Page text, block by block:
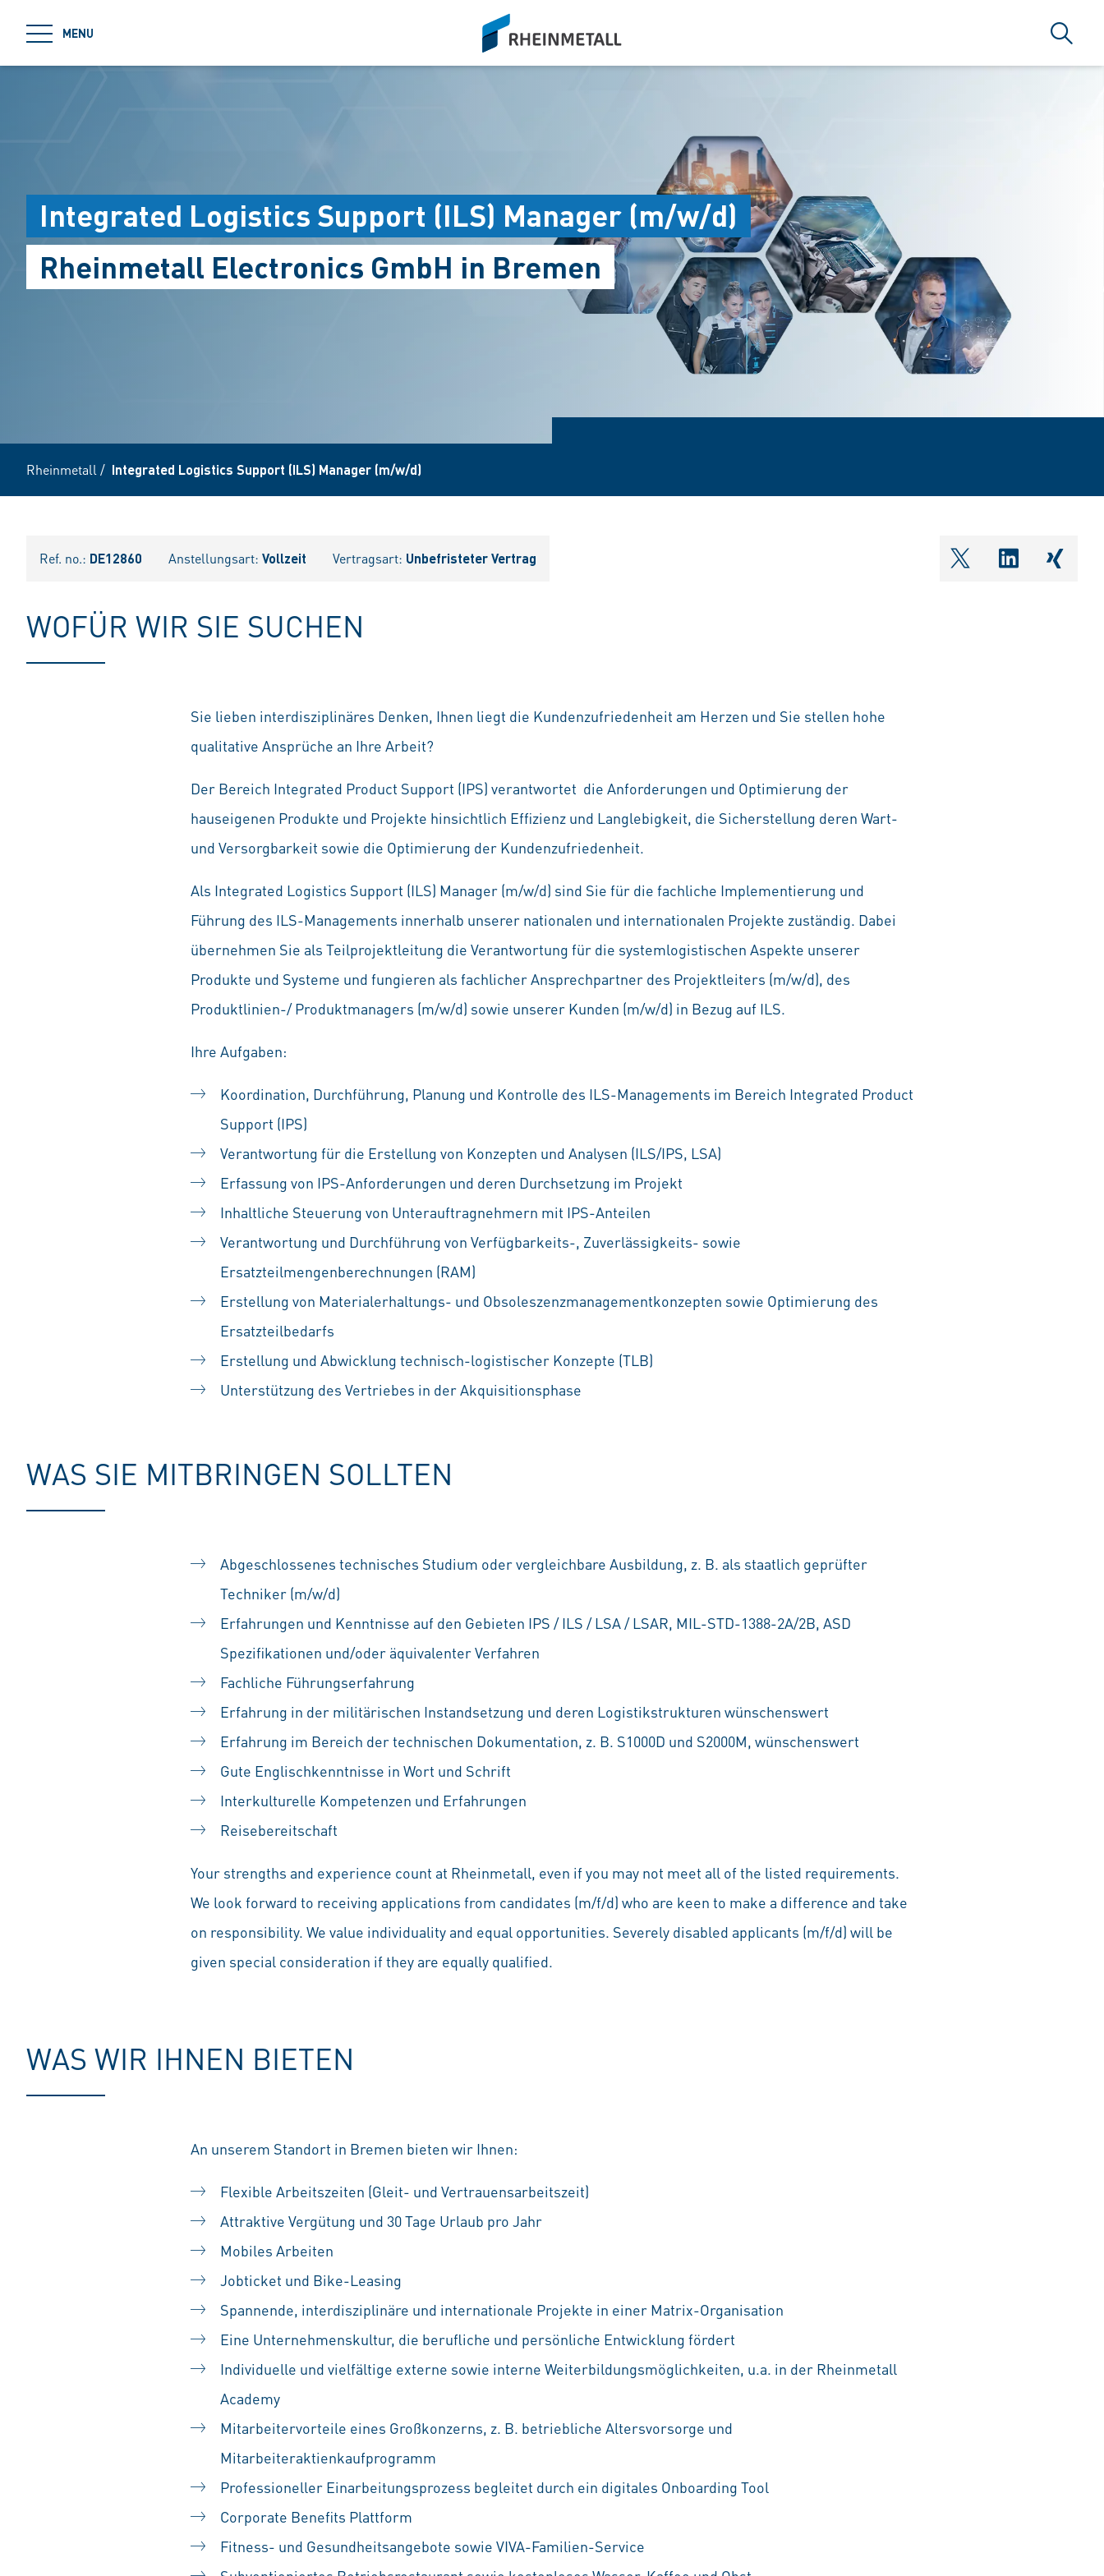
MENU
siteLogo
Search
Integrated Logistics Support (ILS) Manager (m/w/d)
Rheinmetall Electronics GmbH in Bremen
Rheinmetall / Integrated Logistics Support (ILS) Manager (m/w/d)
Ref. no.: DE12860 Anstellungsart: Vollzeit Vertragsart: Unbefristeter Vertrag shareOntwitter
WOFÜR WIR SIE SUCHEN
Sie lieben interdisziplinäres Denken, Ihnen liegt die Kundenzufriedenheit am Herzen und Sie stellen hohe
qualitative Ansprüche an Ihre Arbeit?
Der Bereich Integrated Product Support (IPS) verantwortet die Anforderungen und Optimierung der
hauseigenen Produkte und Projekte hinsichtlich Effizienz und Langlebigkeit, die Sicherstellung deren Wart-
und Versorgbarkeit sowie die Optimierung der Kundenzufriedenheit.
Als Integrated Logistics Support (ILS) Manager (m/w/d) sind Sie für die fachliche Implementierung und
Führung des ILS-Managements innerhalb unserer nationalen und internationalen Projekte zuständig. Dabei
übernehmen Sie als Teilprojektleitung die Verantwortung für die systemlogistischen Aspekte unserer
Produkte und Systeme und fungieren als fachlicher Ansprechpartner des Projektleiters (m/w/d), des
Produktlinien-/ Produktmanagers (m/w/d) sowie unserer Kunden (m/w/d) in Bezug auf ILS.
Ihre Aufgaben:
Koordination, Durchführung, Planung und Kontrolle des ILS-Managements im Bereich Integrated Product
Support (IPS)
Verantwortung für die Erstellung von Konzepten und Analysen (ILS/IPS, LSA)
Erfassung von IPS-Anforderungen und deren Durchsetzung im Projekt
Inhaltliche Steuerung von Unterauftragnehmern mit IPS-Anteilen
Verantwortung und Durchführung von Verfügbarkeits-, Zuverlässigkeits- sowie
Ersatzteilmengenberechnungen (RAM)
Erstellung von Materialerhaltungs- und Obsoleszenzmanagementkonzepten sowie Optimierung des
Ersatzteilbedarfs
Erstellung und Abwicklung technisch-logistischer Konzepte (TLB)
Unterstützung des Vertriebes in der Akquisitionsphase
WAS SIE MITBRINGEN SOLLTEN
Abgeschlossenes technisches Studium oder vergleichbare Ausbildung, z. B. als staatlich geprüfter
Techniker (m/w/d)
Erfahrungen und Kenntnisse auf den Gebieten IPS / ILS / LSA / LSAR, MIL-STD-1388-2A/2B, ASD
Spezifikationen und/oder äquivalenter Verfahren
Fachliche Führungserfahrung
Erfahrung in der militärischen Instandsetzung und deren Logistikstrukturen wünschenswert
Erfahrung im Bereich der technischen Dokumentation, z. B. S1000D und S2000M, wünschenswert
Gute Englischkenntnisse in Wort und Schrift
Interkulturelle Kompetenzen und Erfahrungen
Reisebereitschaft
Your strengths and experience count at Rheinmetall, even if you may not meet all of the listed requirements.
We look forward to receiving applications from candidates (m/f/d) who are keen to make a difference and take
on responsibility. We value individuality and equal opportunities. Severely disabled applicants (m/f/d) will be
given special consideration if they are equally qualified.
WAS WIR IHNEN BIETEN
An unserem Standort in Bremen bieten wir Ihnen:
Flexible Arbeitszeiten (Gleit- und Vertrauensarbeitszeit)
Attraktive Vergütung und 30 Tage Urlaub pro Jahr
Mobiles Arbeiten
Jobticket und Bike-Leasing
Spannende, interdisziplinäre und internationale Projekte in einer Matrix-Organisation
Eine Unternehmenskultur, die berufliche und persönliche Entwicklung fördert
Individuelle und vielfältige externe sowie interne Weiterbildungsmöglichkeiten, u.a. in der Rheinmetall
Academy
Mitarbeitervorteile eines Großkonzerns, z. B. betriebliche Altersvorsorge und
Mitarbeiteraktienkaufprogramm
Professioneller Einarbeitungsprozess begleitet durch ein digitales Onboarding Tool
Corporate Benefits Plattform
Fitness- und Gesundheitsangebote sowie VIVA-Familien-Service